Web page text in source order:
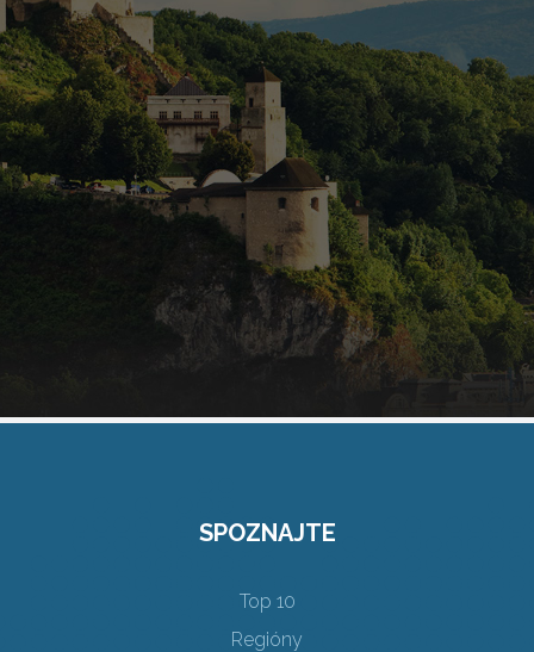
SPOZNAJTE
Top 10
Regióny